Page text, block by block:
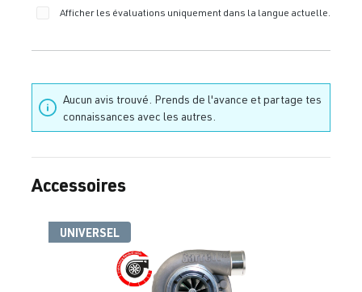
Afficher les évaluations uniquement dans la langue actuelle.
Aucun avis trouvé. Prends de l'avance et partage tes
connaissances avec les autres.
Ignorer la galerie de produits
Accessoires
UNIVERSEL